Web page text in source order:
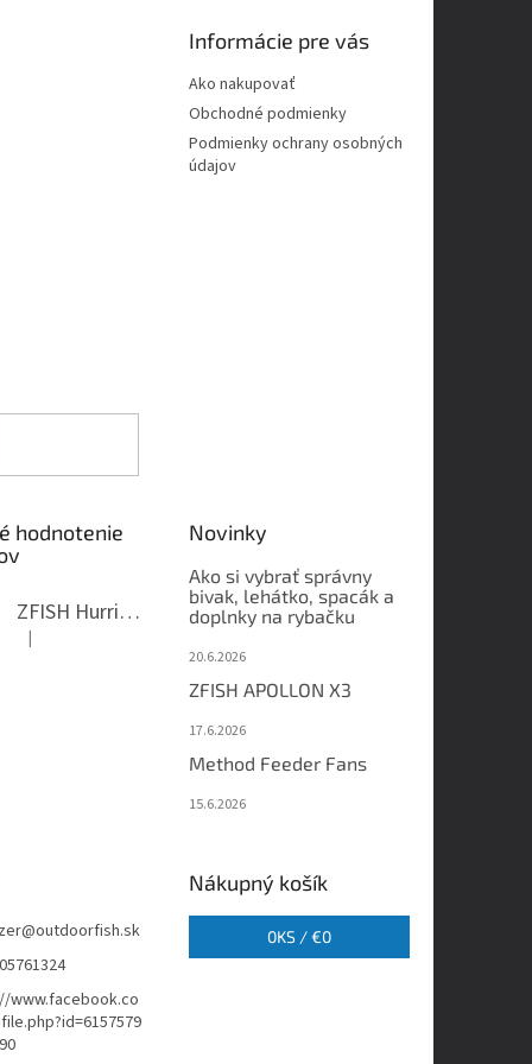
Informácie pre vás
Ako nakupovať
Obchodné podmienky
Podmienky ochrany osobných
údajov
hodnotenie
ZFISH Hurricane Camo Kreslo
Hodnotenie produktu je 5 z 5 hviezdičiek.
|
Novinky
Ako si vybrať správny
bivak, lehátko, spacák a
doplnky na rybačku
20.6.2026
ZFISH APOLLON X3
17.6.2026
Method Feeder Fans
15.6.2026
@outdoorfish.sk
www.facebook.co
Nákupný košík
0KS /€0